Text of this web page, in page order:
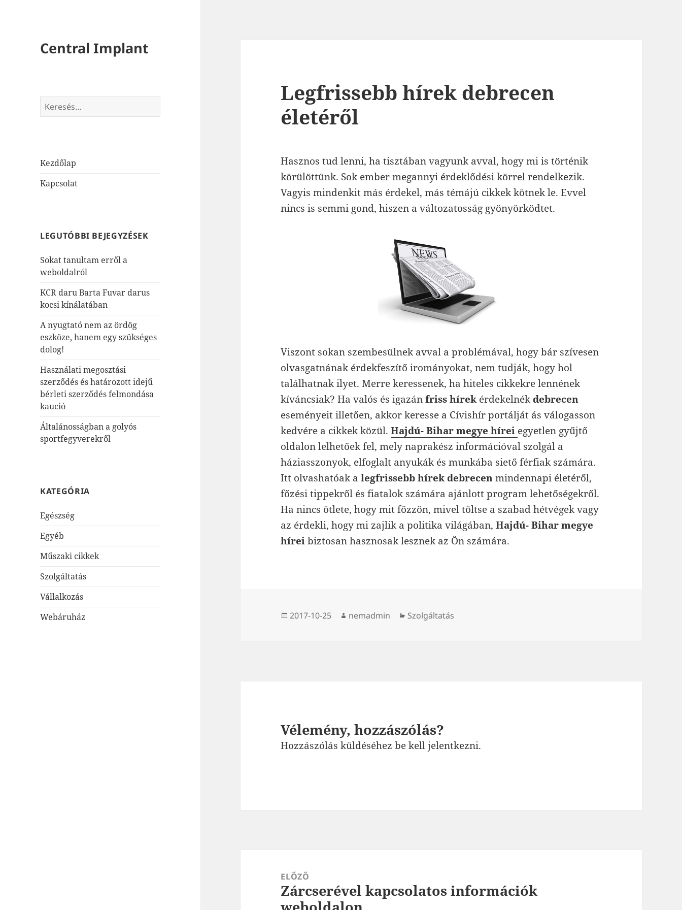
Central Implant
Keresés:
Kezdőlap
Kapcsolat
LEGUTÓBBI BEJEGYZÉSEK
Sokat tanultam erről a
weboldalról
KCR daru Barta Fuvar darus
kocsi kínálatában
A nyugtató nem az ördög
eszköze, hanem egy szükséges
dolog!
Használati megosztási
szerződés és határozott idejű
bérleti szerződés felmondása
kaució
Általánosságban a golyós
sportfegyverekről
KATEGÓRIA
Egészség
Egyéb
Műszaki cikkek
Szolgáltatás
Vállalkozás
Webáruház
Legfrissebb hírek debrecen
életéről
Hasznos tud lenni, ha tisztában vagyunk avval, hogy mi is történik
körülöttünk. Sok ember megannyi érdeklődési körrel rendelkezik.
Vagyis mindenkit más érdekel, más témájú cikkek kötnek le. Evvel
nincs is semmi gond, hiszen a változatosság gyönyörködtet.
Viszont sokan szembesülnek avval a problémával, hogy bár szívesen
olvasgatnának érdekfeszítő irományokat, nem tudják, hogy hol
találhatnak ilyet. Merre keressenek, ha hiteles cikkekre lennének
kíváncsiak? Ha valós és igazánfriss hírek érdekelnék debrecen
eseményeit illetően, akkor keresse a Cívishír portálját ás válogasson
kedvére a cikkek közül.Hajdú- Bihar megye hírei egyetlen gyűjtő
oldalon lelhetőek fel, mely naprakész információval szolgál a
háziasszonyok, elfoglalt anyukák és munkába siető férfiak számára.
Itt olvashatóak alegfrissebb hírek debrecenmindennapi életéről,
főzési tippekről és fiatalok számára ajánlott program lehetőségekről.
Ha nincs ötlete, hogy mit főzzön, mivel töltse a szabad hétvégek vagy
az érdekli, hogy mi zajlik a politika világában,Hajdú- Bihar megye
híreibiztosan hasznosak lesznek az Ön számára.
Közzétéve
2017-10-25 Szerző
nemadmin Kategória
Szolgáltatás
Vélemény, hozzászólás?
Hozzászólás küldéséhezbe kell jelentkezni.
navigációELŐZŐ
Korábbi
bejegyzések:
Zárcserével kapcsolatos információk